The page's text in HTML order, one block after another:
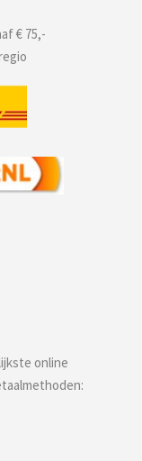
€ 75,-
online